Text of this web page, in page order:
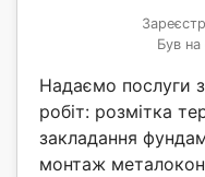
Був на
Надаємо послуги
робіт: розмітка
закладання
монтаж